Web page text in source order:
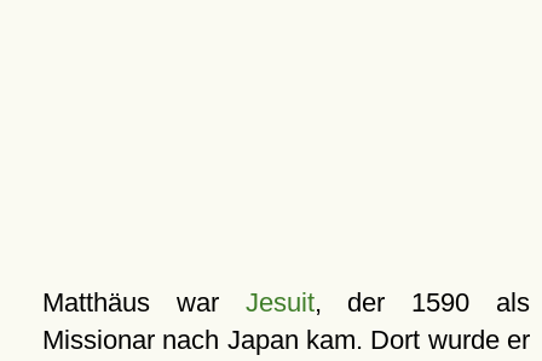
Matthäus war Jesuit, der 1590 als
Missionar nach Japan kam. Dort wurde er